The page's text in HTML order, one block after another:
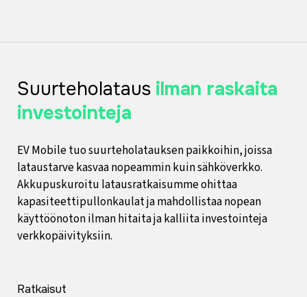
Suurteholataus ilman raskaita
investointeja
EV Mobile tuo suurteholatauksen paikkoihin, joissa
lataustarve kasvaa nopeammin kuin sähköverkko.
Akkupuskuroitu latausratkaisumme ohittaa
kapasiteettipullonkaulat ja mahdollistaa nopean
käyttöönoton ilman hitaita ja kalliita investointeja
verkkopäivityksiin.
Ratkaisut